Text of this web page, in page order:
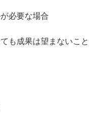
必要な場合
も成果は望まないこと